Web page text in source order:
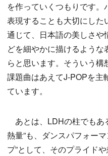
を作っていくつもりです
表現することも大切にした
通じて、日本語の美しさや
どを細やかに描けるよう
らと思います。そういう
課題曲はあえてJ-POPを主
ています。
あとは、LDHの柱でもあ
熱量”も、ダンスパフォー
プ”として、そのプライド